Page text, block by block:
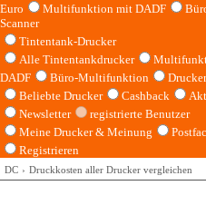
Euro
Multifunktion mit DADF
Scanner
Tintentank-Drucker
Alle Tintentankdrucker
DADF
Büro-Multifunktion
Beliebte Drucker
Cashback
Newsletter
registrierte Benutzer
Meine Drucker & Meinung
Registrieren
DC Druckkosten aller Drucker vergleichen